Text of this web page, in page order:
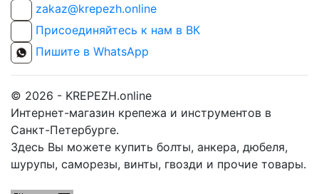
zakaz@krepezh.online
Присоединяйтесь к нам в ВК
Пишите в WhatsApp
© 2026 - KREPEZH.online
Интернет-магазин крепежа и инструментов в
Санкт-Петербурге.
Здесь Вы можете купить болты, анкера, дюбеля,
шурупы, саморезы, винты, гвозди и прочие товары.